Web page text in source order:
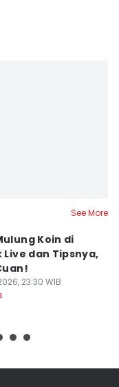
See More
Koin di
Live dan Tipsnya,
23:30 WIB